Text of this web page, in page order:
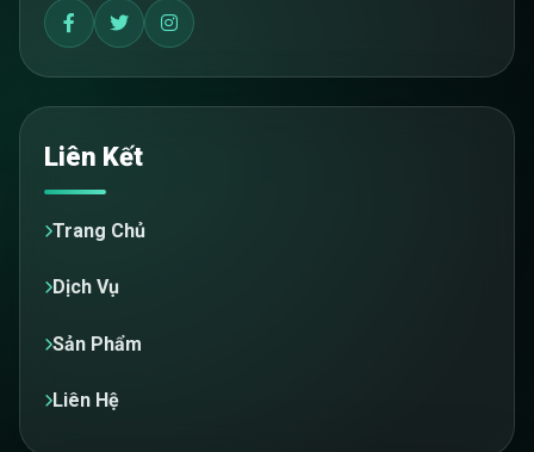
Liên Kết
Trang Chủ
Dịch Vụ
Sản Phẩm
Liên Hệ